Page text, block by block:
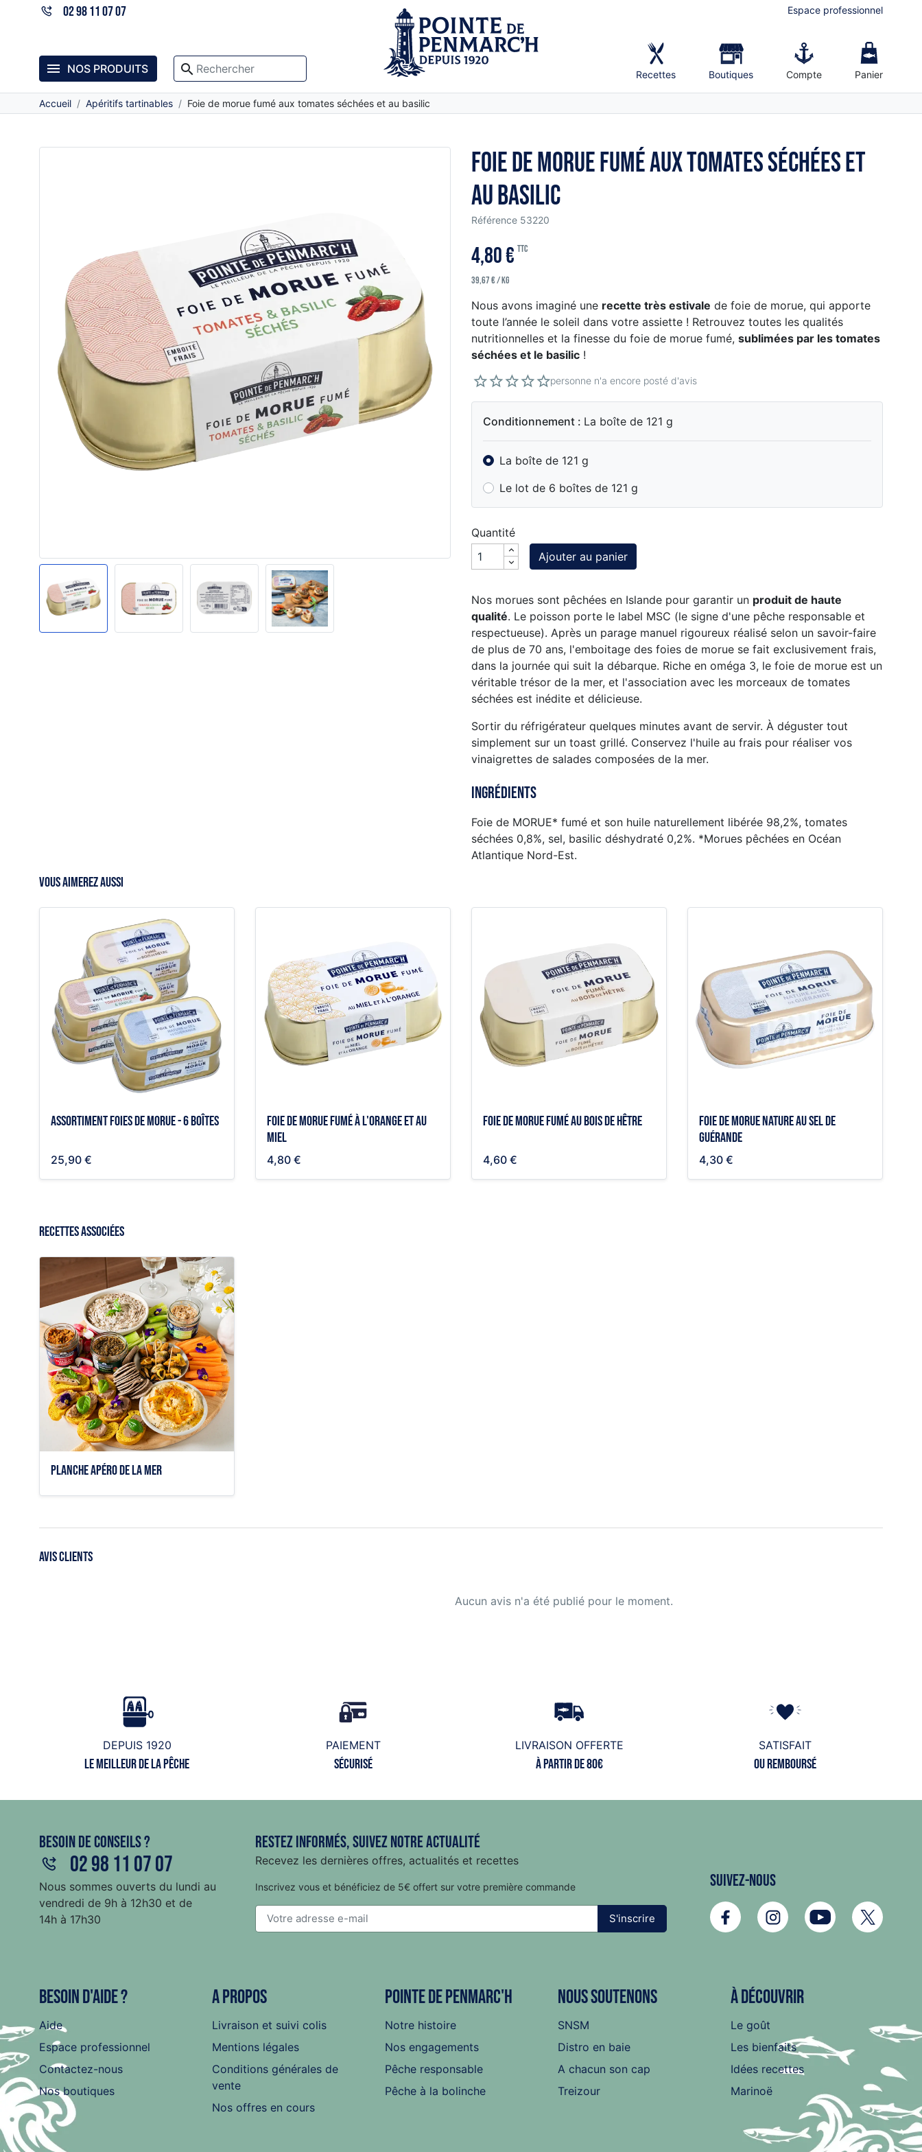
02 98 11 07 07 Espace professionnel
 NOS PRODUITS search Recettes Boutiques Compte Panier
Accueil Apéritifs tartinables Foie de morue fumé aux tomates séchées et au basilic
Foie de morue fumé aux tomates séchées et
au basilic
Référence 53220
4,80 € TTC
39,67 € / kg
Nous avons imaginé une recette très estivale de foie de morue, qui apporte
toute l’année le soleil dans votre assiette ! Retrouvez toutes les qualités
nutritionnelles et la finesse du foie de morue fumé, sublimées par les tomates
séchées et le basilic !
personne n'a encore posté d'avis
Conditionnement : La boîte de 121 g
La boîte de 121 g
Le lot de 6 boîtes de 121 g
Quantité
Ajouter au panier
Nos morues sont pêchées en Islande pour garantir un produit de haute
qualité. Le poisson porte le label MSC (le signe d'une pêche responsable et
respectueuse). Après un parage manuel rigoureux réalisé selon un savoir-faire
de plus de 70 ans, l'emboitage des foies de morue se fait exclusivement frais,
dans la journée qui suit la débarque. Riche en oméga 3, le foie de morue est un
véritable trésor de la mer, et l'association avec les morceaux de tomates
séchées est inédite et délicieuse.
Sortir du réfrigérateur quelques minutes avant de servir. À déguster tout
simplement sur un toast grillé. Conservez l'huile au frais pour réaliser vos
vinaigrettes de salades composées de la mer.
Ingrédients
Foie de MORUE* fumé et son huile naturellement libérée 98,2%, tomates
séchées 0,8%, sel, basilic déshydraté 0,2%. *Morues pêchées en Océan
Atlantique Nord-Est.
VOUS AIMEREZ AUSSI
Assortiment foies de morue - 6 boîtes
25,90 €
Foie de morue fumé à l'orange et au
miel
4,80 €
Foie de morue fumé au bois de hêtre
4,60 €
Foie de morue nature au sel de
Guérande
4,30 €
RECETTES ASSOCIÉES
Aperçu rapide
Planche apéro de la mer
AVIS CLIENTS
Aucun avis n'a été publié pour le moment.
DEPUIS 1920
Le meilleur de la pêche
PAIEMENT
Sécurisé
LIVRAISON OFFERTE
à partir de 80€
SATISFAIT
ou remboursé
Besoin de conseils ?
02 98 11 07 07
Nous sommes ouverts du lundi au
vendredi de 9h à 12h30 et de
14h à 17h30
Restez informés, suivez notre actualité
Recevez les dernières offres, actualités et recettes
Inscrivez vous et bénéficiez de 5€ offert sur votre première commande
S'inscrire
Suivez-nous
Besoin d'aide ?
Aide
Espace professionnel
Contactez-nous
Nos boutiques
A propos
Livraison et suivi colis
Mentions légales
Conditions générales de
vente
Nos offres en cours
Pointe de Penmarc'h
Notre histoire
Nos engagements
Pêche responsable
Pêche à la bolinche
Nous soutenons
SNSM
Distro en baie
A chacun son cap
Treizour
À découvrir
Le goût
Les bienfaits
Idées recettes
Marinoë